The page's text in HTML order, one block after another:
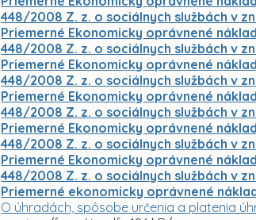
448/2008 Z. z. o sociálnych službách v
Priemerné Ekonomicky oprávnené
448/2008 Z. z. o sociálnych službách v
Priemerné Ekonomicky oprávnené
448/2008 Z. z. o sociálnych službách v
Priemerné Ekonomicky oprávnené
448/2008 Z. z. o sociálnych službách v
Priemerné Ekonomicky oprávnené
448/2008 Z. z. o sociálnych službách v
Priemerné Ekonomicky oprávnené
448/2008 Z. z. o sociálnych službách v
Priemerné ekonomicky oprávnené
O úhradách, spôsobe určenia a platenia